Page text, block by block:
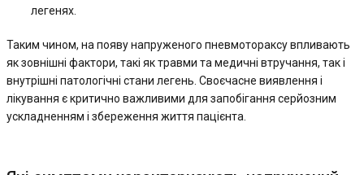
легенях.
Таким чином, на появу напруженого пневмотораксу впливають
як зовнішні фактори, такі як травми та медичні втручання, так і
внутрішні патологічні стани легень. Своєчасне виявлення і
лікування є критично важливими для запобігання серйозним
ускладненням і збереження життя пацієнта.